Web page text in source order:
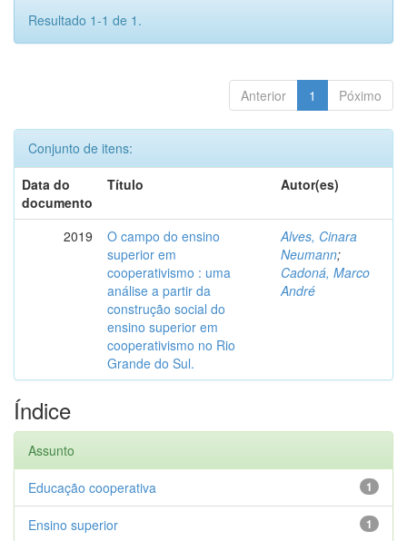
Resultado 1-1 de 1.
Anterior 1 Póximo
Conjunto de itens:
Data do
documento
Título Autor(es)
2019
O campo do ensino
superior em
cooperativismo : uma
análise a partir da
construção social do
ensino superior em
cooperativismo no Rio
Grande do Sul.
Alves, Cinara
Neumann;
Cadoná, Marco
André
Índice
Assunto
1
Educação cooperativa
1
Ensino superior